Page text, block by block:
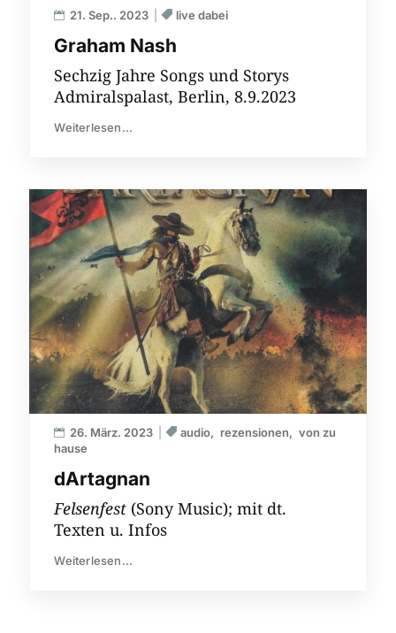
Graham Nash
21. Sep.. 2023 live dabei
Sechzig Jahre Songs und Storys
Admiralspalast, Berlin, 8.9.2023
Weiterlesen...
dArtagnan
26. März. 2023 audio rezensionen
von zu
hause
Felsenfest (Sony Music); mit dt.
Texten u. Infos
Weiterlesen...